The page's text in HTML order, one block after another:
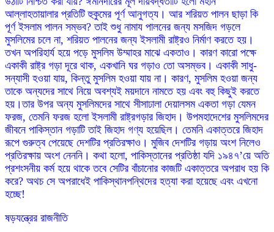
আল্লাহতায়ালার প্রতিটি হুকুমের পূর্ণ আনুগত্য। আর শরিয়ত পালন ছাড়া কি
পূর্ণ ইসলাম পালন সম্ভব? তাই শুধু নামায পালনের জন্য মসজিদ গড়লে
মুসলিমের চলে না, শরিয়ত পালনের জন্য ইসলামী রাষ্ট্রও নির্মাণ করতে হয়।
তখন অপরিহার্য হয়ে পড়ে মুসলিম উম্মাহর মাঝে একতাও। কারণ কারো পক্ষে
একাকী রাষ্ট্র গড়া দূরে থাক, একখানি ঘর গড়াও তো অসম্ভব। একাকী সাধু-
সন্যাসী হওয়া যায়, কিন্তু মুসলিম হওয়া যায় না। কারণ, মুসলিম হওয়া জন্য
তাকে অন্যদের সাথে নিয়ে অবশ্যই ময়দানে নামতে হয় এবং বহু কিছুই করতে
হয়।তার উপর অন্য মুসলিমদের সাথে সীসাঢালা দেয়ালসম একতা গড়া যেমন
ফরজ, তেমনি ফরজ হলো ইসলামী রাষ্ট্রগড়ার জিহাদ। উপমহাদেশের মুসলিমদের
জীবনে পাকিস্তান গড়াটি তাই জিহাদ গণ্য হয়েছিল। তেমনি একাত্তরে জিহাদ
রূপে গুরুত্ব পেয়েছে দেশটির প্রতিরক্ষাও। মুজিব দেশটির গড়ায় অংশ নিলেও
প্রতিরক্ষায় অংশ নেননি। কথা হলো, পাকিস্তানের প্রতিষ্ঠা যদি ১৯৪৭’য়ে অতি
প্রশংসনীয় কর্ম হয়ে থাকে তবে সেটির বাঁচানোর কাজটি একাত্তরে অপরাধ হয় কি
করে? অথচ সে অপরাধেই পাকিস্থানপন্থিদের হত্যা করা হয়েছে এবং এখনো
হচ্ছে!
ষড়যন্ত্রের রাজনীতি